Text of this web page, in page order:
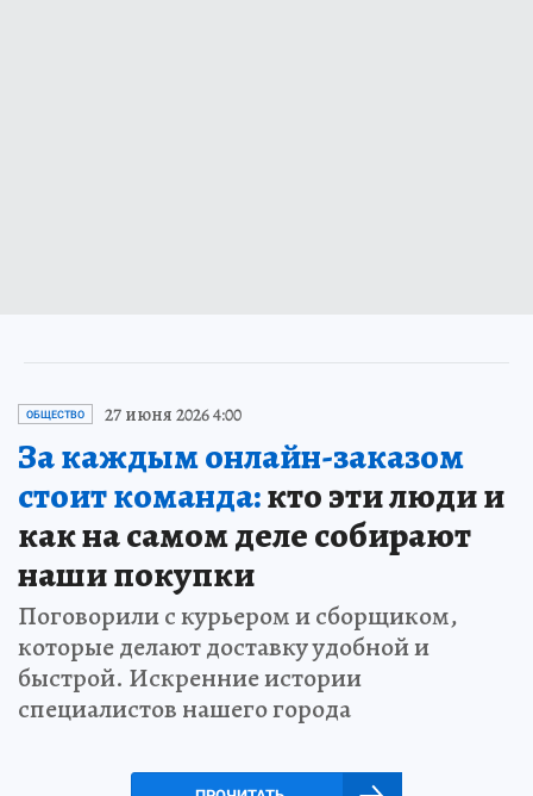
ОБЩЕСТВО 27 июня 2026 4:00
За каждым онлайн-заказом
стоит команда:кто эти люди и
как на самом деле собирают
наши покупки
Поговорили с курьером и сборщиком,
которые делают доставку удобной и
быстрой. Искренние истории
специалистов нашего города